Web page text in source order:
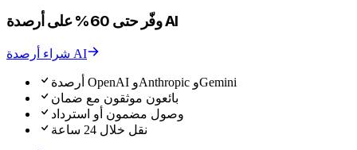
وفّر حتى 60% على أرصدة AI
شراء أرصدة AI
أرصدة OpenAI وAnthropic وGemini
بائعون موثقون مع ضمان
وصول مضمون أو استرداد
نقل خلال 24 ساعة